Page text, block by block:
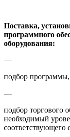
Поставка,
программного
оборудования:
—
подбор программы,
—
подбор торгового
необходимый
соответствующего